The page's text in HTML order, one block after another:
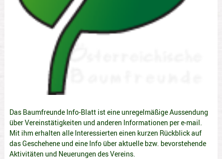
Das Baumfreunde Info-Blatt ist eine unregelmäßige Aussendung
über Vereinstätigkeiten und anderen Informationen per e-mail.
Mit ihm erhalten alle Interessierten einen kurzen Rückblick auf
das Geschehene und eine Info über aktuelle bzw. bevorstehende
Aktivitäten und Neuerungen des Vereins.